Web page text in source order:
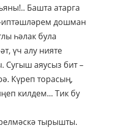
Башта атарга
иптәшләрем дошман
һәлак була
үч алу нияте
Сугыш аяусыз бит –
Күреп торасың,
килдем... Тик бу
тырышты.